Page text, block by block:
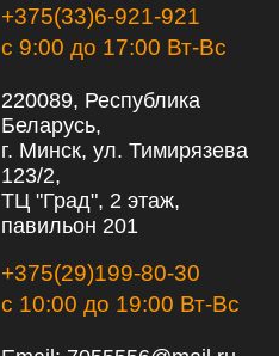
+375(33)6-921-921
с 9:00 до 17:00 Вт-Вс
220089, Республика
Беларусь,
г. Минск, ул. Тимирязева
123/2,
ТЦ "Град", 2 этаж,
павильон 201
+375(29)199-80-30
с 10:00 до 19:00 Вт-Вс